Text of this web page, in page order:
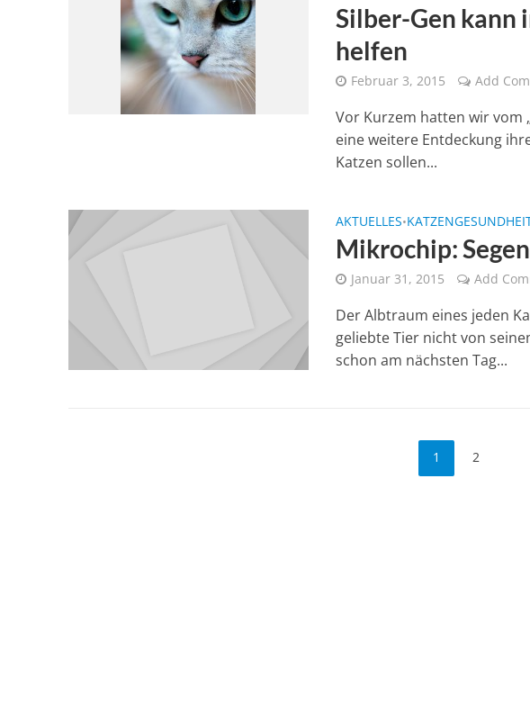
Silber-Gen kann
helfen
Februar 3, 2015 Add
Vor Kurzem hatten wir vom
eine weitere Entdeckung
Katzen sollen...
AKTUELLES•
Mikrochip:
Januar 31, 2015 Add
Der Albtraum eines jeden
geliebte Tier nicht von
schon am nächsten Tag...
1 2